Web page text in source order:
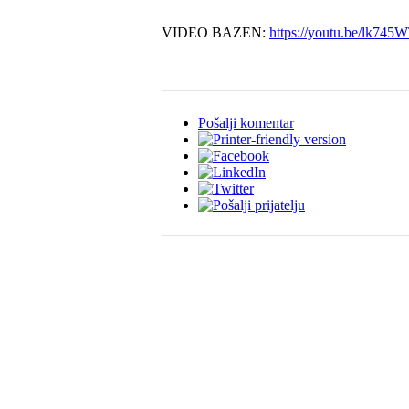
VIDEO BAZEN: https://youtu.be/
Pošalji komentar